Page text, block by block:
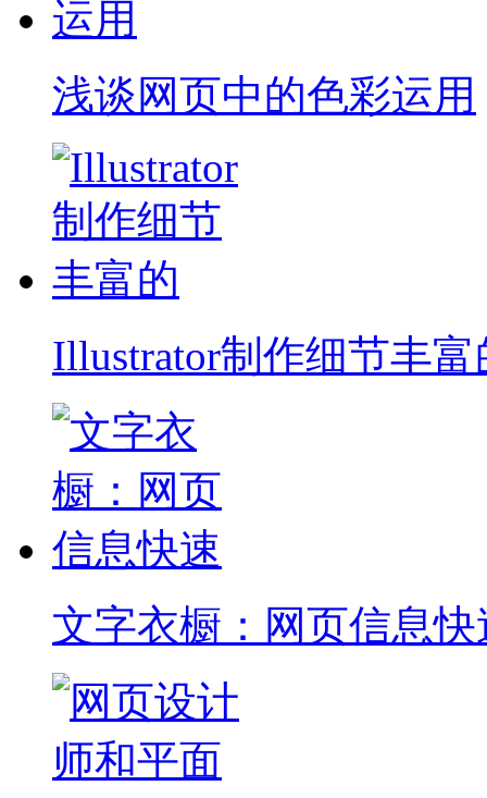
浅谈网页中的色彩运用
Illustrator制作细节丰富
文字衣橱：网页信息快